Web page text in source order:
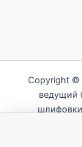
Copyright ©
ведущий